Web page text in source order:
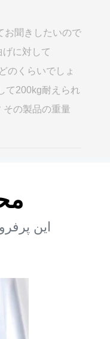
お聞きしたいので
に対して
のくらいでしょ
て200kg耐えられ
その製品の重量
این